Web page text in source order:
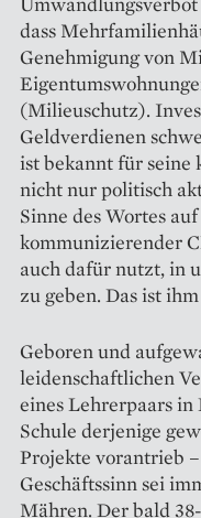
dass
Genehmigung von
(Milieuschutz).
Geldverdienen
ist bekannt für seine
nicht nur politisch
Sinne des Wortes
kommunizierender
auch dafür nutzt, in
zu geben. Das ist
Geboren und
leidenschaftlichen
eines Lehrerpaars in
Schule derjenige
Projekte vorantrieb
Geschäftssinn sei
Mähren. Der bald